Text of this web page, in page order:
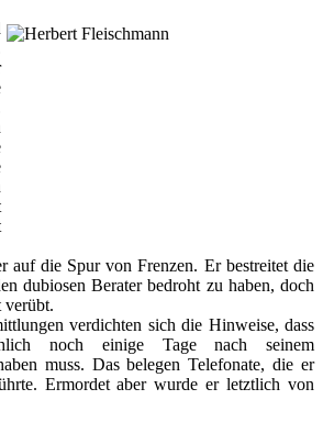
auf die Spur von Frenzen. Er bestreitet die
dubiosen Berater bedroht zu haben, doch
verübt.
verdichten sich die Hinweise, dass
noch einige Tage nach seinem
muss. Das belegen Telefonate, die er
Ermordet aber wurde er letztlich von